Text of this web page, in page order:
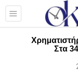
Στα